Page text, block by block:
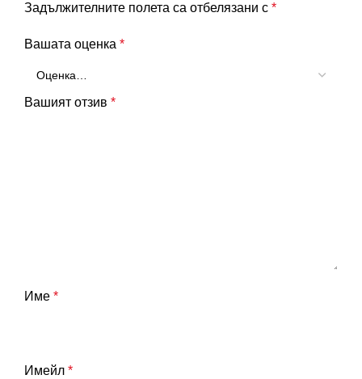
Задължителните полета са отбелязани с *
Вашата оценка *
Вашият отзив *
Име *
Имейл *